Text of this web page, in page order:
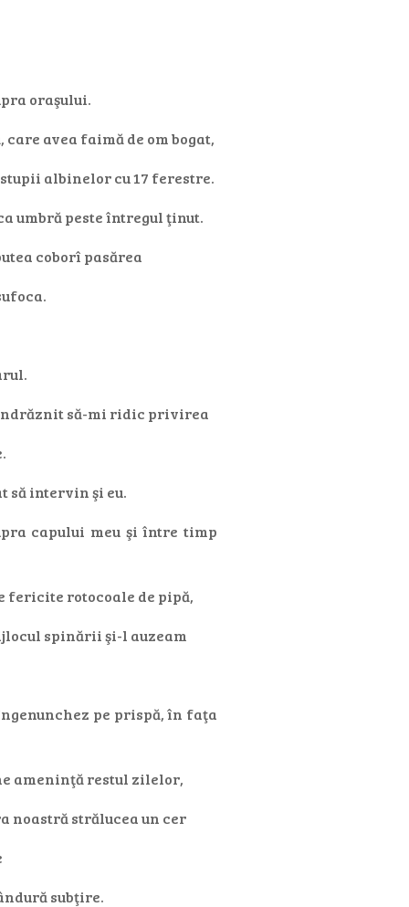
oraşului.
avea faimă de om bogat,
albinelor cu 17 ferestre.
umbră peste întregul ţinut.
coborî pasărea
să-mi ridic privirea
să intervin şi eu.
capului meu şi între timp
fericite rotocoale de pipă,
spinării şi-l auzeam
pe prispă, în faţa
ameninţă restul zilelor,
noastră strălucea un cer
subţire.